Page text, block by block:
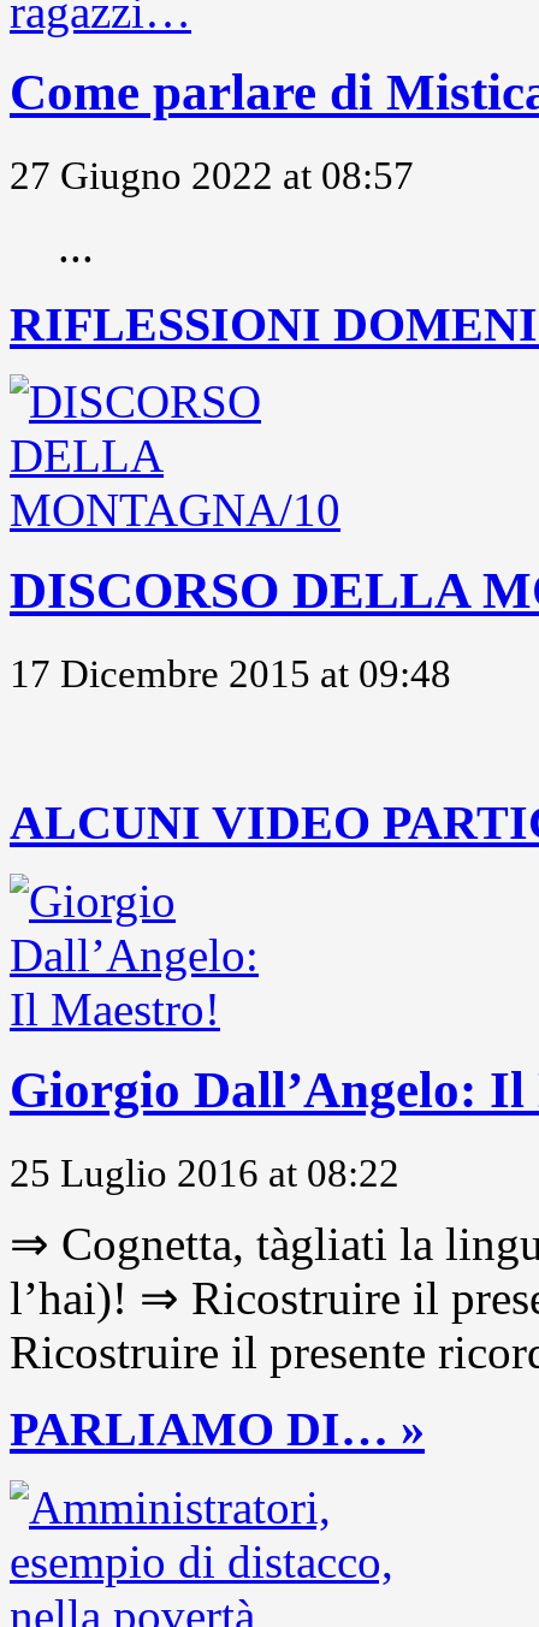
Come parlare di
27 Giugno 2022 at 08:57
...
RIFLESSIONI
DISCORSO DELLA
17 Dicembre 2015 at 09:48
ALCUNI VIDEO
Giorgio Dall’Angelo:
25 Luglio 2016 at 08:22
⇒ Cognetta, tàgliati la
l’hai)! ⇒ Ricostruire il
Ricostruire il presente
PARLIAMO DI… »